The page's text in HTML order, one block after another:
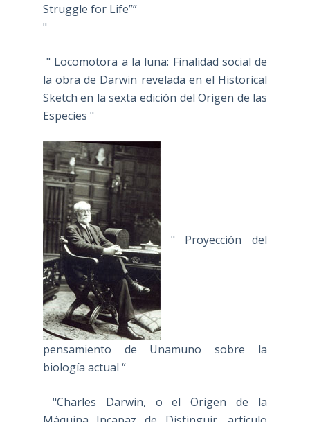
Struggle for Life””
"
" Locomotora a la luna: Finalidad social de
la obra de Darwin revelada en el Historical
Sketch en la sexta edición del Origen de las
Especies "
" Proyección del
pensamiento de Unamuno sobre la
biología actual “
"Charles Darwin, o el Origen de la